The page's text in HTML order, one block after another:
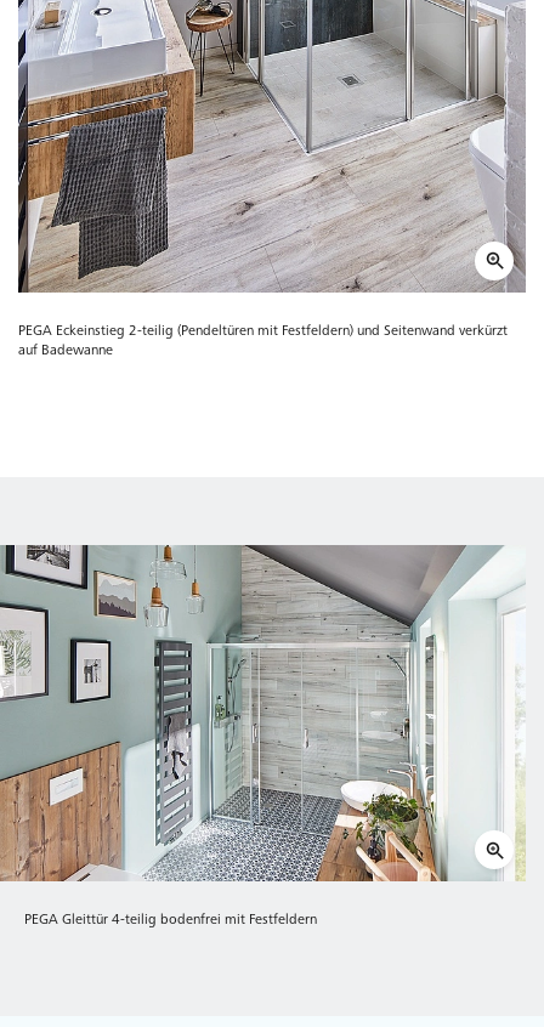
PEGA Eckeinstieg 2-teilig (Pendeltüren mit Festfeldern) und Seitenwand verkürzt
auf Badewanne
PEGA Gleittür 4-teilig bodenfrei mit Festfeldern